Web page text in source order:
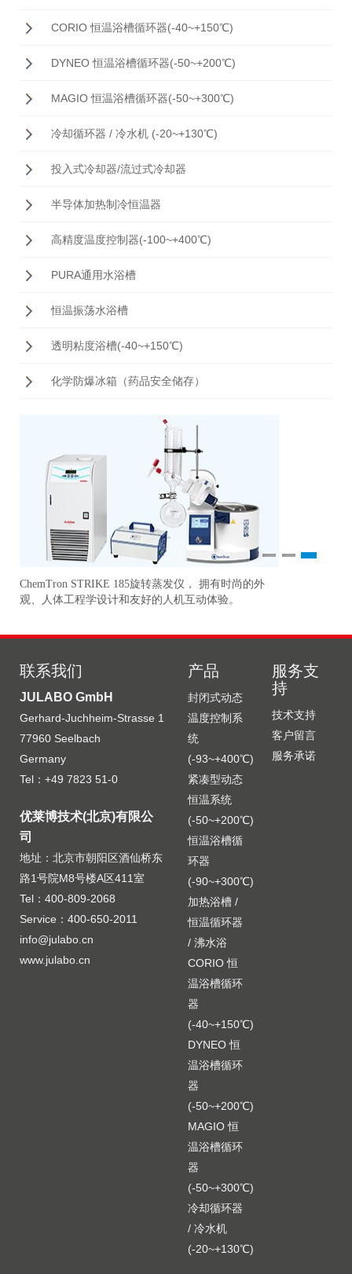
CORIO 恒温浴槽循环器(-40~+150℃)
DYNEO 恒温浴槽循环器(-50~+200℃)
MAGIO 恒温浴槽循环器(-50~+300℃)
冷却循环器 / 冷水机 (-20~+130℃)
投入式冷却器/流过式冷却器
半导体加热制冷恒温器
高精度温度控制器(-100~+400℃)
PURA通用水浴槽
恒温振荡水浴槽
透明粘度浴槽(-40~+150℃)
化学防爆冰箱（药品安全储存）
ChemTron STRIKE 185旋转蒸发仪， 拥有时尚的外
观、人体工程学设计和友好的人机互动体验。
1 2
联系我们
JULABO GmbH
Gerhard-Juchheim-Strasse 1
77960 Seelbach
Germany
Tel：+49 7823 51-0
优莱博技术(北京)有限公
司
地址：北京市朝阳区酒仙桥东
路1号院M8号楼A区411室
Tel：400-809-2068
Service：400-650-2011
info@julabo.cn
www.julabo.cn
产品
封闭式动态
温度控制系
统
(-93~+400℃)
紧凑型动态
恒温系统
(-50~+200℃)
恒温浴槽循
环器
(-90~+300℃)
加热浴槽 /
恒温循环器
/ 沸水浴
CORIO 恒
温浴槽循环
器
(-40~+150℃)
DYNEO 恒
温浴槽循环
器
(-50~+200℃)
MAGIO 恒
温浴槽循环
器
(-50~+300℃)
冷却循环器
/ 冷水机
(-20~+130℃)
服务支
持
技术支持
客户留言
服务承诺